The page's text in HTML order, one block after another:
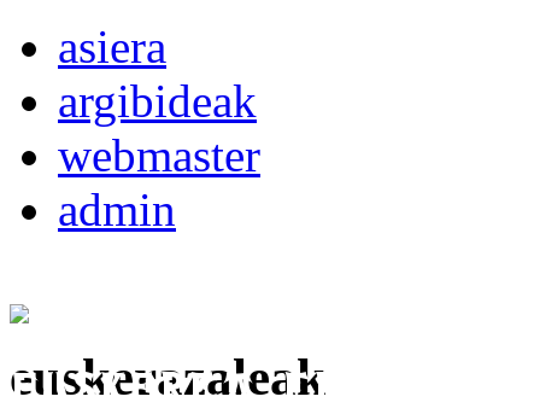
asiera
argibideak
webmaster
admin
Euskerea Erabilte
euskerazaleak